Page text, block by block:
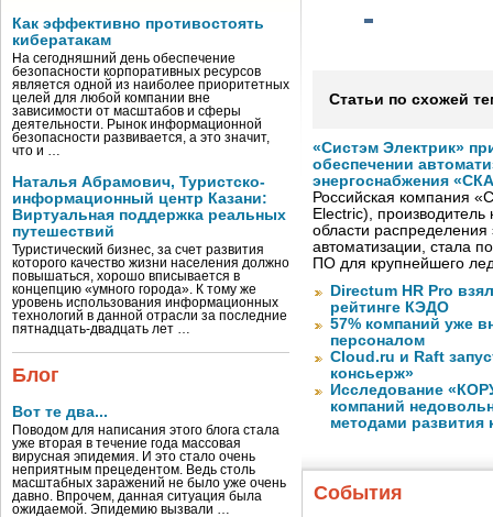
Как эффективно противостоять
кибератакам
На сегодняшний день обеспечение
безопасности корпоративных ресурсов
является одной из наиболее приоритетных
целей для любой компании вне
зависимости от масштабов и сферы
деятельности. Рынок информационной
безопасности развивается, а это значит,
что и …
Наталья Абрамович, Туристско-
информационный центр Казани:
Виртуальная поддержка реальных
путешествий
Туристический бизнес, за счет развития
которого качество жизни населения должно
повышаться, хорошо вписывается в
концепцию «умного города». К тому же
уровень использования информационных
технологий в данной отрасли за последние
пятнадцать-двадцать лет …
Блог
Вот те два...
Поводом для написания этого блога стала
уже вторая в течение года массовая
вирусная эпидемия. И это стало очень
неприятным прецедентом. Ведь столь
масштабных заражений не было уже очень
давно. Впрочем, данная ситуация была
ожидаемой. Эпидемию вызвали …
Статьи по схожей
«Систэм Электрик»
обеспечении
энергоснабжения
Российская компания
Electric),
области распределения
автоматизации, стала
ПО для крупнейшего
Directum HR Pro
рейтинге КЭДО
57% компаний уже
персоналом
Cloud.ru и Raft
консьерж»
Исследование
компаний
методами развития
События